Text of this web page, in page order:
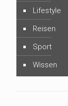
Lifestyle
Reisen
Sport
Wissen